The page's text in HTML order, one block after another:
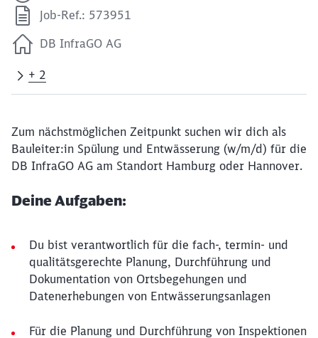
Job-Ref.: 573951
DB InfraGO AG
+ 2
Zum nächstmöglichen Zeitpunkt suchen wir dich als
Bauleiter:in Spülung und Entwässerung (w/m/d) für die
DB InfraGO AG am Standort Hamburg oder Hannover.
Deine Aufgaben:
Du bist verantwortlich für die fach-, termin- und
qualitätsgerechte Planung, Durchführung und
Dokumentation von Ortsbegehungen und
Datenerhebungen von Entwässerungsanlagen
Für die Planung und Durchführung von Inspektionen